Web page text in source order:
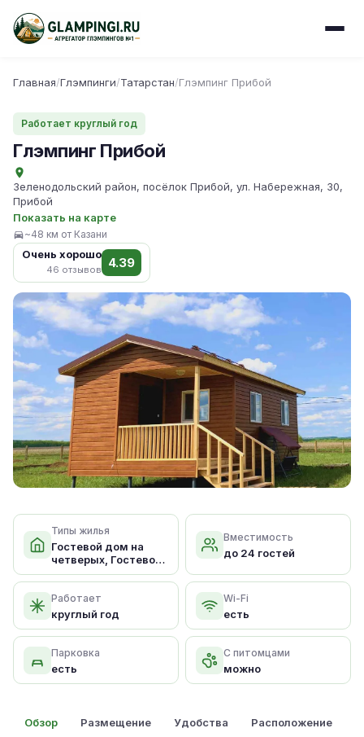
Главная/Глэмпинги/Татарстан/Глэмпинг Прибой
Работает круглый год
Глэмпинг Прибой
Зеленодольский район, посёлок Прибой, ул. Набережная, 30,
Прибой
Показать на карте
~48 км от Казани
Очень хорошо
46 отзывов 4.39
Типы жилья
Гостевой дом на
четверых, Гостевой
дом на шес
Вместимость
до 24 гостей
Работает
круглый год
Wi-Fi
есть
Парковка
есть
С питомцами
можно
Обзор Размещение Удобства Расположение